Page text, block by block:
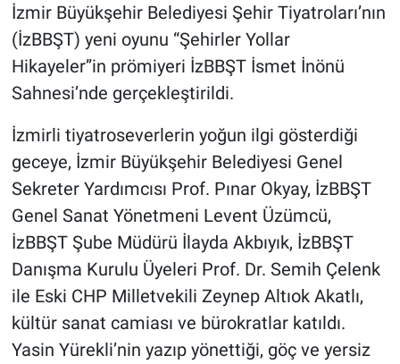
İzmir Büyükşehir Belediyesi Şehir Tiyatroları’nın
(İzBBŞT) yeni oyunu “Şehirler Yollar
Hikayeler”in prömiyeri İzBBŞT İsmet İnönü
Sahnesi’nde gerçekleştirildi.
İzmirli tiyatroseverlerin yoğun ilgi gösterdiği
geceye, İzmir Büyükşehir Belediyesi Genel
Sekreter Yardımcısı Prof. Pınar Okyay, İzBBŞT
Genel Sanat Yönetmeni Levent Üzümcü,
İzBBŞT Şube Müdürü İlayda Akbıyık, İzBBŞT
Danışma Kurulu Üyeleri Prof. Dr. Semih Çelenk
ile Eski CHP Milletvekili Zeynep Altıok Akatlı,
kültür sanat camiası ve bürokratlar katıldı.
Yasin Yürekli’nin yazıp yönettiği, göç ve yersiz